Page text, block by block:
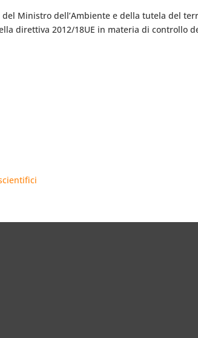
Ministro dell’Ambiente e della tutela del
direttiva 2012/18UE in materia di controllo